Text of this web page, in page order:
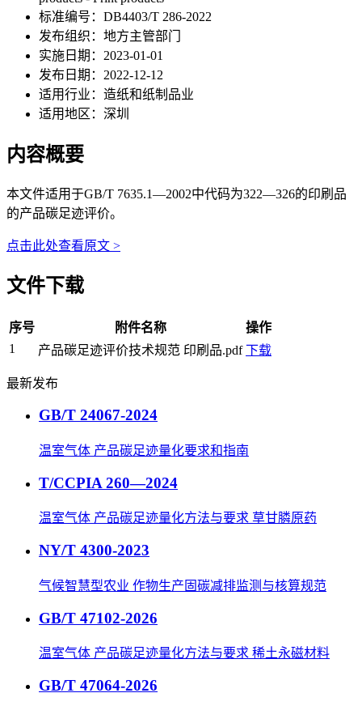
标准编号： DB4403/T 286-2022
发布组织： 地方主管部门
实施日期： 2023-01-01
发布日期： 2022-12-12
适用行业： 造纸和纸制品业
适用地区： 深圳
内容概要
本文件适用于GB/T 7635.1—2002中代码为322—326的印刷品
的产品碳足迹评价。
点击此处查看原文 >
文件下载
序号 附件名称
操作
1
产品碳足迹评价技术规范 印刷品.pdf 下载
最新发布
GB/T 24067-2024
温室气体 产品碳足迹量化要求和指南
T/CCPIA 260—2024
温室气体 产品碳足迹量化方法与要求 草甘膦原药
NY/T 4300-2023
气候智慧型农业 作物生产固碳减排监测与核算规范
GB/T 47102-2026
温室气体 产品碳足迹量化方法与要求 稀土永磁材料
GB/T 47064-2026